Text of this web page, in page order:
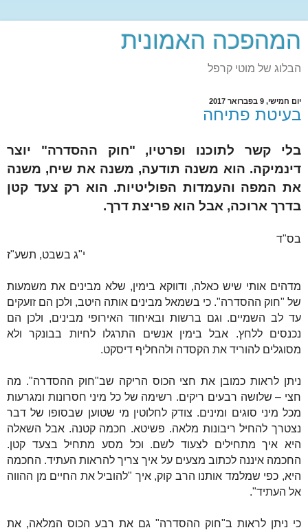
המהפכה האמונית
הבלוג של מוטי קרפל
יום חמישי, 9 בפברואר 2017
בעיטת פתיחה
בלי קשר לתוכנו ופרטיו, "חוק ההסדרה" יוצר
דינמיקה. הוא משנה תודעה, משנה את שיח, משנה
את המפה והעמדות הפוליטיות. הוא רק צעד קטן
בדרך ארוכה, אבל הוא פריצת דרך.
בס"ד
י"ג בשבט, תשע"ז
מדהים אותי שיש כאלה, ודווקא בימין, שלא מבינים את משמעות
של "חוק ההסדרה". כי בשמאל מבינים אותה היטב, ולכן הם זועקים
עד לב השמיים. וגם ברשות ובאיחוד האירופי מבינים, ולכן הם
נכנסים ללחץ. אבל בימין אנשים התרגלו לחיות בבונקר ולא
מסוגלים להוריד את הקסדה ולהחליף דיסקט.
ניתן לראות כמובן את חצי הכוס הריקה שב"חוק ההסדרה". מה
חצי – שלושה רבעים ריקים. רשימה של כל מיני חסרונות ומגרעות
מכל מיני סוגים ומינים. צודק לחלוטין מי שטוען שבסופו של דבר
נצטרך להחיל ריבונות מלאה. פשיטא. חכמה קטנה. אבל השאלה
היא איך מתחילים לצעוד לשם. וכל מסע מתחיל בצעד קטן.
החכמה איננה לכתוב מצעים על איך צריך להראות העתיד. החכמה
היא, כפי שמלמד אותנו הרב קוק, איך "להוביל את החיים מן ההווה
אל העתיד".
כי ניתן לראות ב"חוק ההסדרה" גם את רבע הכוס המלאה, את